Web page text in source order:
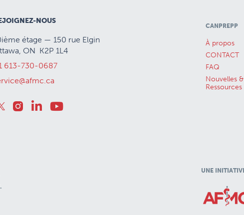
NOUS
étage — 150 rue Elgin
ON K2P 1L4
613-730-0687
CANPREPP
À propos
CONTACT
FAQ
Nouvelles &
Ressources
UNE